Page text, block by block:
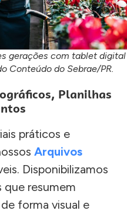
gerações com tablet digital
Conteúdo do Sebrae/PR.
Planilhas
práticos e
Arquivos
Disponibilizamos
resumem
forma visual e